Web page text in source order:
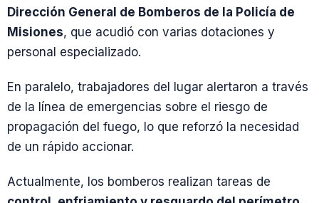
Dirección General de Bomberos de la Policía de
Misiones, que acudió con varias dotaciones y
personal especializado.
En paralelo, trabajadores del lugar alertaron a través
de la línea de emergencias sobre el riesgo de
propagación del fuego, lo que reforzó la necesidad
de un rápido accionar.
Actualmente, los bomberos realizan tareas de